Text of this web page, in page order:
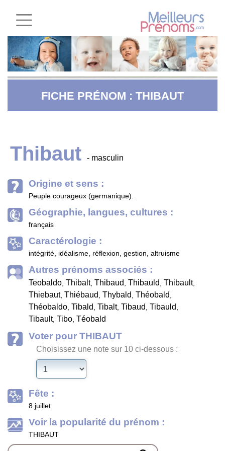
FICHE PRÉNOM : THIBAUT
Thibaut - masculin
Origine et sens :
Peuple courageux (germanique).
Géographie, langues, cultures :
français
Caractérologie :
intégrité, idéalisme, réflexion, gestion, altruisme
Autres prénoms associés :
Teobaldo, Thibalt, Thibaud, Thibauld, Thibault,
Thiebaut, Thiébaud, Thybald, Théobald,
Théobaldo, Tibald, Tibalt, Tibaud, Tibauld,
Tibault, Tibo, Téobald
Voter pour THIBAUT
Choisissez une note sur 10 ci-dessous :
Fête :
8 juillet
Voir la popularité du prénom :
THIBAUT